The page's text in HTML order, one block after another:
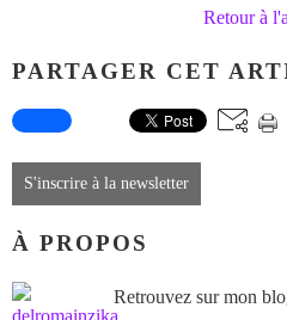
Retour à
PARTAGER CET
S'inscrire à la newsletter
À PROPOS
Retrouvez sur mon